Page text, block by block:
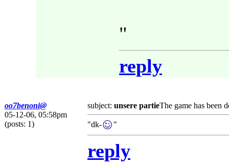
"
reply
oo7benoni@
05-12-06, 05:58pm
(posts: 1)
subject: unsere partieThe game has been
"dk- "
reply